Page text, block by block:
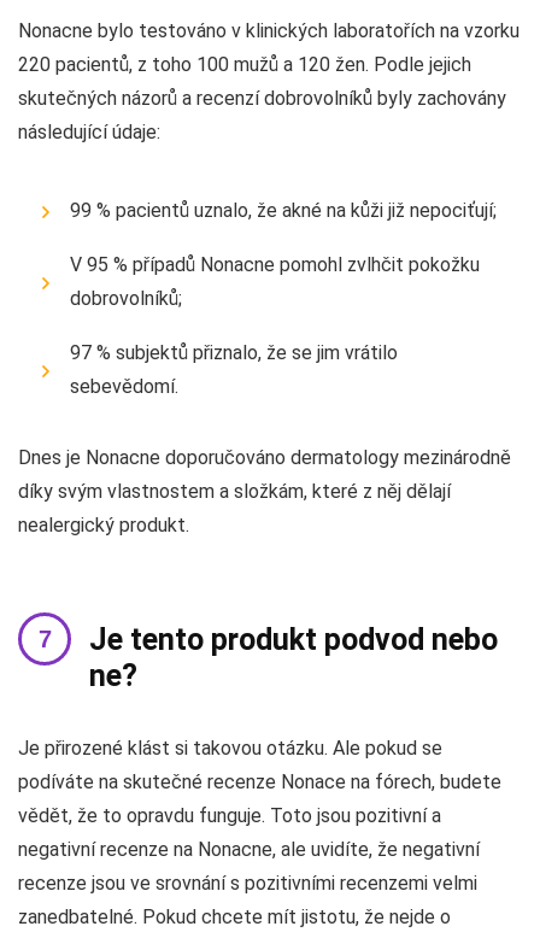
Nonacne bylo testováno v klinických laboratořích na vzorku
220 pacientů, z toho 100 mužů a 120 žen. Podle jejich
skutečných názorů a recenzí dobrovolníků byly zachovány
následující údaje:
99 % pacientů uznalo, že akné na kůži již nepociťují;
V 95 % případů Nonacne pomohl zvlhčit pokožku
dobrovolníků;
97 % subjektů přiznalo, že se jim vrátilo
sebevědomí.
Dnes je Nonacne doporučováno dermatology mezinárodně
díky svým vlastnostem a složkám, které z něj dělají
nealergický produkt.
Je tento produkt podvod nebo
ne?
Je přirozené klást si takovou otázku. Ale pokud se
podíváte na skutečné recenze Nonace na fórech, budete
vědět, že to opravdu funguje. Toto jsou pozitivní a
negativní recenze na Nonacne, ale uvidíte, že negativní
recenze jsou ve srovnání s pozitivními recenzemi velmi
zanedbatelné. Pokud chcete mít jistotu, že nejde o